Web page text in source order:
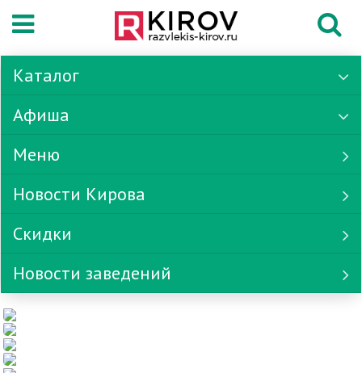
Каталог
Афиша
Меню
Новости Кирова
Скидки
Новости заведений